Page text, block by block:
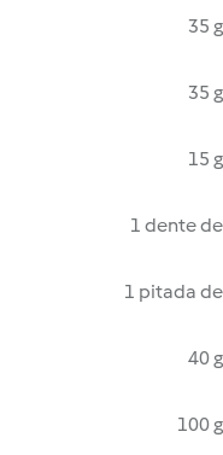
35 g
35 g
15 g
1 dente de
1 pitada de
40 g
100 g